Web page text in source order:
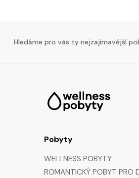
Hledáme pro vás ty nejzajímavější
Pobyty
WELLNESS POBYTY
ROMANTICKÝ POBYT PRO